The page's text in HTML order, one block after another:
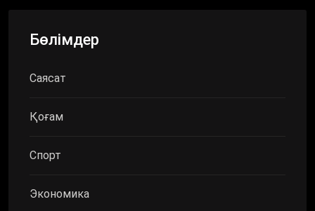
Бөлімдер
Саясат
Қоғам
Спорт
Экономика